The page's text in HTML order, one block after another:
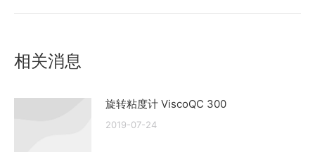
相关消息
旋转粘度计 ViscoQC 300
2019-07-24